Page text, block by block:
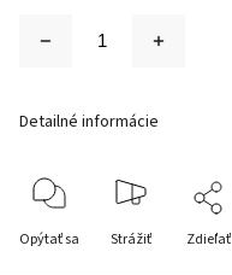
Detailné informácie
Opýtať sa Strážiť Zdieľať